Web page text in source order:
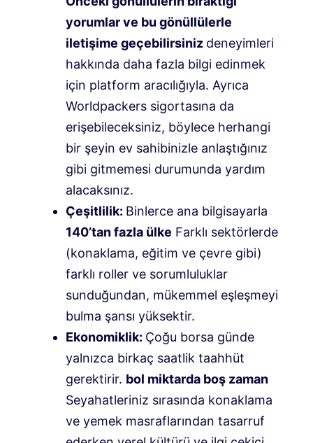
yorumlar ve bu gönüllülerle
iletişime geçebilirsiniz deneyimleri
hakkında daha fazla bilgi edinmek
için platform aracılığıyla. Ayrıca
Worldpackers sigortasına da
erişebileceksiniz, böylece herhangi
bir şeyin ev sahibinizle anlaştığınız
gibi gitmemesi durumunda yardım
alacaksınız.
Çeşitlilik: Binlerce ana bilgisayarla
140’tan fazla ülke Farklı sektörlerde
(konaklama, eğitim ve çevre gibi)
farklı roller ve sorumluluklar
sunduğundan, mükemmel eşleşmeyi
bulma şansı yüksektir.
Ekonomiklik: Çoğu borsa günde
yalnızca birkaç saatlik taahhüt
gerektirir. bol miktarda boş zaman
Seyahatleriniz sırasında konaklama
ve yemek masraflarından tasarruf